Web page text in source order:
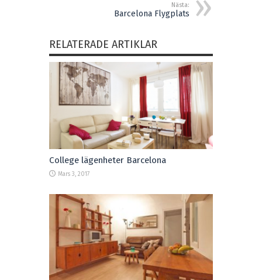
Nästa:
Barcelona Flygplats
RELATERADE ARTIKLAR
College lägenheter Barcelona
Mars 3, 2017